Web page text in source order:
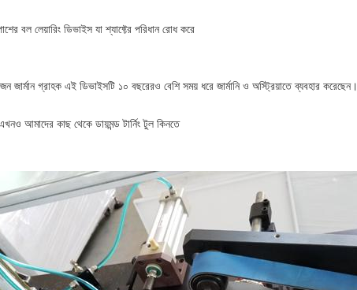
বল লেয়ারিং ডিভাইস যা শ্যাফ্টের পরিধান রোধ করে
জার্মান গ্রাহক এই ডিভাইসটি ১০ বছরেরও বেশি সময় ধরে জার্মানি ও অস্ট্রিয়াতে ব্যবহার করেছেন।
আমাদের কাছ থেকে ডায়মন্ড টার্নিং টুল কিনতে